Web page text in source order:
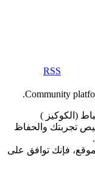
RSS
Community
(الكوكيز )
تجربتك والحفاظ
فإنك توافق على